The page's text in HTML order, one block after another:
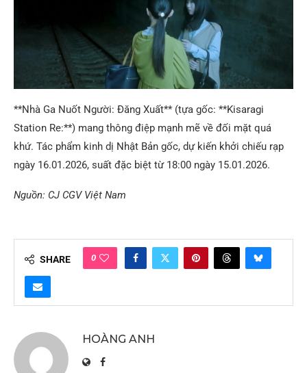
**Nhà Ga Nuốt Người: Đăng Xuất** (tựa gốc: **Kisaragi
Station Re:**) mang thông điệp mạnh mẽ về đối mặt quá
khứ. Tác phẩm kinh dị Nhật Bản gốc, dự kiến khởi chiếu rạp
ngày 16.01.2026, suất đặc biệt từ 18:00 ngày 15.01.2026.
Nguồn: CJ CGV Việt Nam
SHARE 0
HOÀNG ANH